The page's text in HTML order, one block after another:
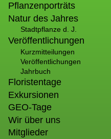
Pflanzenporträts
Natur des Jahres
Stadtpflanze d. J.
Veröffentlichungen
Kurzmitteilungen
Veröffentlichungen
Jahrbuch
Floristentage
Exkursionen
GEO-Tage
Wir über uns
Mitglieder